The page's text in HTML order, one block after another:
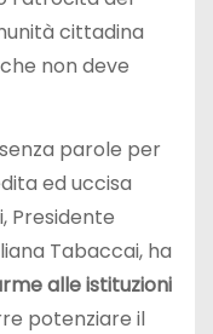
cittadina
non deve
parole per
ed uccisa
Presidente
Tabaccai, ha
alle istituzioni
potenziare il